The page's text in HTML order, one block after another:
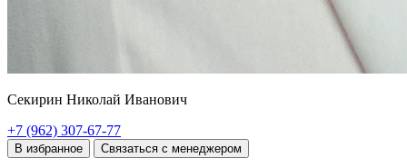
Секирин Николай Иванович
+7 (962) 307-67-77
В избранное Связаться с менеджером